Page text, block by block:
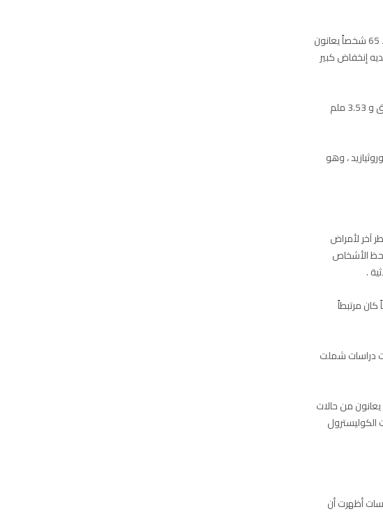
وقد وجدت العديد من الدراسات أن شاي الكركديه قد يخفض ضغط الدم الإنقباضي والإنبساطي. في إحدى الدراسات ، تم إعطاء 65 شخصاً يعانون
إنخفاض كبير
وبالمثل ، وجدت مراجعة أجريت عام 2015 لخمس دراسات أنه قلل من ضغط الدم الإنقباضي والإنبساطي بمعدل 7.58 ملم زئبق و 3.53 ملم
، وهو
آخر لأمراض
، لاحظ الأشخاص
الكركديه يومياً كان مرتبطاً
دراسات شملت
من حالات
الكوليسترول
أظهرت أن